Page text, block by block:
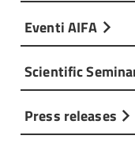
Eventi AIFA
Scientific
Press releases